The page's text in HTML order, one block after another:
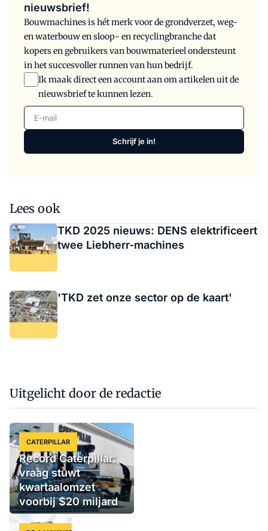
nieuwsbrief!
Bouwmachines is hét merk voor de grondverzet, weg-
en waterbouw en sloop- en recyclingbranche dat
kopers en gebruikers van bouwmaterieel ondersteunt
in het succesvoller runnen van hun bedrijf.
Ik maak direct een account aan om artikelen uit de
nieuwsbrief te kunnen lezen.
E-mail
Schrijf je in!
Lees ook
TKD 2025 nieuws: DENS elektrificeert
twee Liebherr-machines
'TKD zet onze sector op de kaart'
Uitgelicht door de redactie
CATERPILLAR
Record Caterpillar:
vraag stuwt
kwartaalomzet
voorbij $20 miljard